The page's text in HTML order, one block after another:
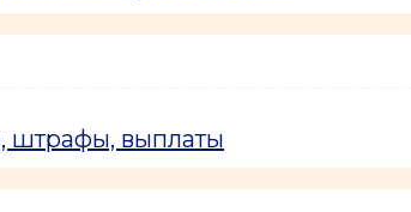
штрафы, выплаты